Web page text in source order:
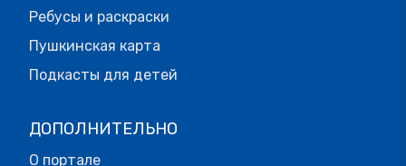
Ребусы и раскраски
Пушкинская карта
Подкасты для детей
ДОПОЛНИТЕЛЬНО
О портале